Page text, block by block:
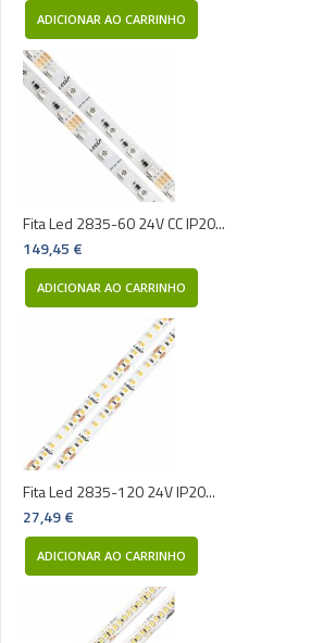
ADICIONAR AO CARRINHO
Fita Led 2835-60 24V CC IP20...
149,45 €
ADICIONAR AO CARRINHO
Fita Led 2835-120 24V IP20...
27,49 €
ADICIONAR AO CARRINHO